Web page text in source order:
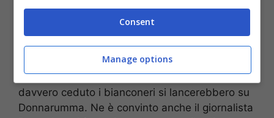
Madama valuta Szczesnytra i 10 e i 15 milioni
: un prezzo che i bavaresi reputano
accettabile. Se il portiere ex Roma verrà
davvero ceduto i bianconeri si lancerebbero su
Donnarumma. Ne è convinto anche il giornalista
Consent
Manage options